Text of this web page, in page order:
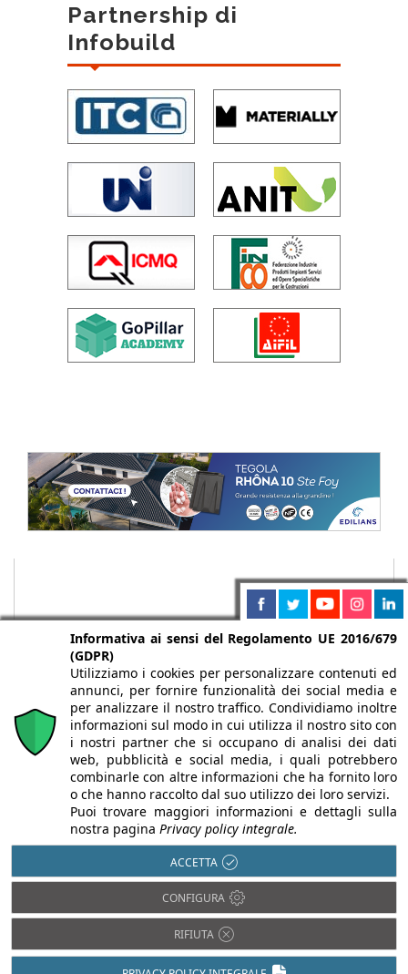
Partnership di
Infobuild
Chi siamo Autori Per la tua pubblicità
Iscriviti alla
newsletter
Infobuild è testata registrata presso il Tribunale di Milano al n° 63
dell’8/3/2013 - ISSN 2282-2267
© 2000-2026 Infoweb srl - P.IVA 13155920153 - Tutti i diritti
riservati |Privacy
Informativa ai sensi del Regolamento UE 2016/679
(GDPR)
Utilizziamo i cookies per personalizzare contenuti ed
annunci, per fornire funzionalità dei social media e
per analizzare il nostro traffico. Condividiamo inoltre
informazioni sul modo in cui utilizza il nostro sito con
i nostri partner che si occupano di analisi dei dati
web, pubblicità e social media, i quali potrebbero
combinarle con altre informazioni che ha fornito loro
o che hanno raccolto dal suo utilizzo dei loro servizi.
Puoi trovare maggiori informazioni e dettagli sulla
nostra pagina Privacy policy integrale.
ACCETTA
CONFIGURA
RIFIUTA